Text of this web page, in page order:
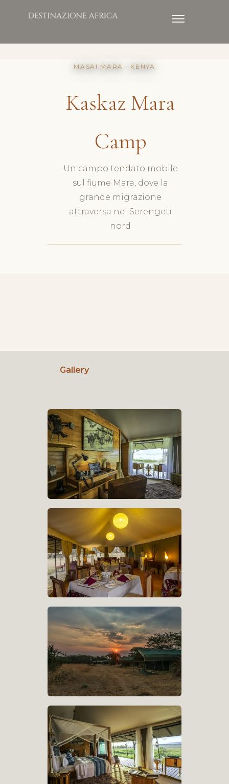
MASAI MARA · KENYA
Kaskaz Mara
Camp
Un campo tendato mobile
sul fiume Mara, dove la
grande migrazione
attraversa nel Serengeti
nord
Gallery